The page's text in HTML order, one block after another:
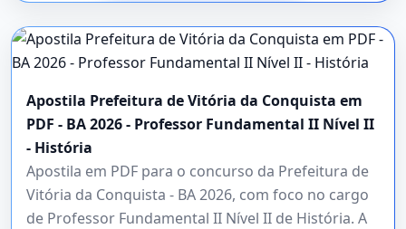
Apostila Prefeitura de Vitória da Conquista em
PDF - BA 2026 - Professor Fundamental II Nível II
- História
Apostila em PDF para o concurso da Prefeitura de
Vitória da Conquista - BA 2026, com foco no cargo
de Professor Fundamental II Nível II de História. A